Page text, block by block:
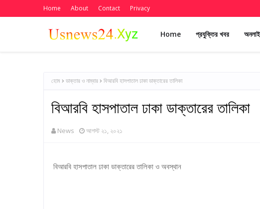
Home About Contact Privacy
Home প্রযুক্তির খবর
হোম ডাক্তার ও নাম্বার বিআরবি হাসপাতাল ঢাকা ডাক্তারের তালিকা
বিআরবি হাসপাতাল ঢাকা ডাক্তারের তালিকা
News আগস্ট ২১, ২০২১
বিআরবি হাসপাতাল ঢাকা ডাক্তারের তালিকা ও অবস্থান